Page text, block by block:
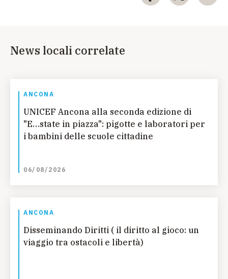
News locali correlate
ANCONA
UNICEF Ancona alla seconda edizione di
"E…state in piazza": pigotte e laboratori per
i bambini delle scuole cittadine
06/08/2026
ANCONA
Disseminando Diritti ( il diritto al gioco: un
viaggio tra ostacoli e libertà)